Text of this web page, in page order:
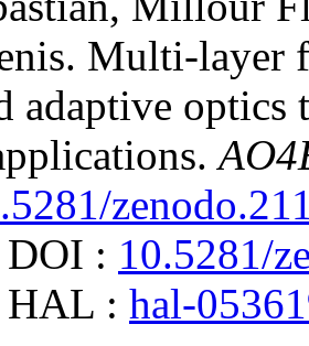
. Multi-layer
adaptive optics
.
DOI : 10.5281/
HAL : hal-